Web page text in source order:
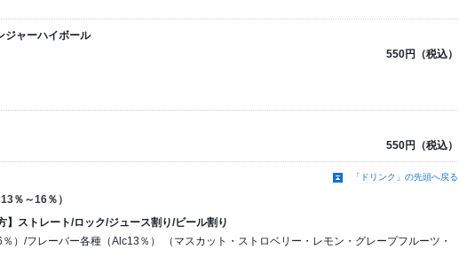
ジャーハイボール
550円（税込）
550円（税込）
「ドリンク」の先頭へ戻る
％～16％）
】ストレート/ロック/ジュース割り/ビール割り
）/フレーバー各種（Alc13％） （マスカット・ストロベリー・レモン・グレープフルーツ・